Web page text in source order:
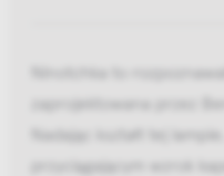
Ninotchka to
zaprojektowana przez
Nadając kształt tej
przyciągającym wzrok